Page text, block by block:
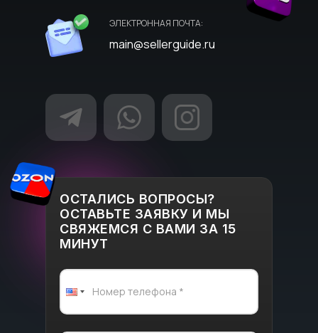
ОСТАЛИСЬ ВОПРОСЫ?
ОСТАВЬТЕ ЗАЯВКУ И МЫ
СВЯЖЕМСЯ С ВАМИ ЗА 15
МИНУТ
ЭЛЕКТРОННАЯ ПОЧТА:
main@sellerguide.ru